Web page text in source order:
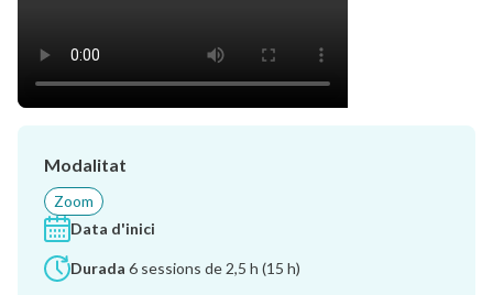
Modalitat
Zoom
Data d'inici
Durada 6 sessions de 2,5 h (15 h)